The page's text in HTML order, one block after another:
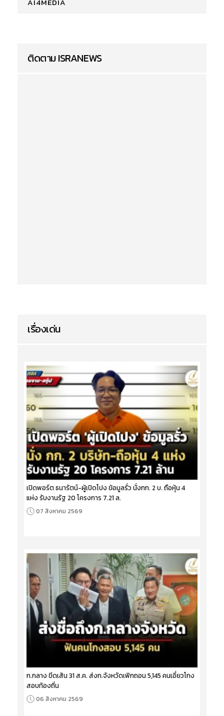
ติดตาม ISRANEWS
เรื่องเด่น
เปิดพอร์ต ธนารัตน์-ผู้เปิดโปง ข้อมูลรั่ว นั่งกก. 2 บ. ถือหุ้น 4
แห่ง รับงานรัฐ 20 โครงการ 7.21 ล.
07 สิงหาคม 2569
ก.กลาง ขีดเส้น 31 ส.ค. ส่งก.จังหวัดเพิกถอน 5,145 คนเอี่ยวโกง
สอบท้องถิ่น
06 สิงหาคม 2569